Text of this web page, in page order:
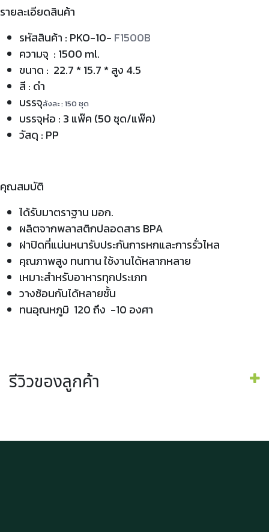
รายละเอียดสินค้า
รหัสสินค้า : PKO-10- F1500B
ความจุ : 1500 ml.
ขนาด : 22.7 * 15.7 * สูง 4.5
สี : ดำ
บรรจุลังละ : 150 ชุด
บรรจุห่อ : 3 แพ๊ค (50 ชุด/แพ๊ค)
วัสดุ : PP
คุณสมบัติ
ได้รับมาตราฐาน มอก.
ผลิตจากพลาสติกปลอดสาร BPA
ฝาปิดที่แน่นหนารับประกันการหกและการรั่วไหล
คุณภาพสูง ทนทาน ใช้งานได้หลากหลาย
เหมาะสำหรับอาหารทุกประเภท
วางซ้อนกันได้หลายชั้น
ทนอุณหภูมิ 120 ถึง -10 องศา
รีวิวของลูกค้า